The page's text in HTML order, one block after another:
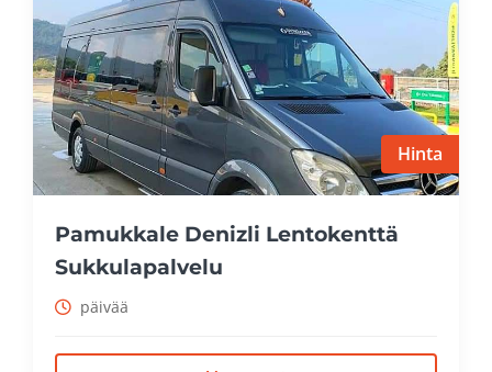
Hinta
Pamukkale Denizli Lentokenttä
Sukkulapalvelu
päivää